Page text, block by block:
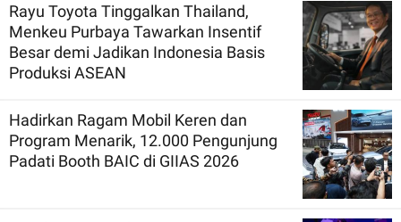
Rayu Toyota Tinggalkan Thailand,
Menkeu Purbaya Tawarkan Insentif
Besar demi Jadikan Indonesia Basis
Produksi ASEAN
Hadirkan Ragam Mobil Keren dan
Program Menarik, 12.000 Pengunjung
Padati Booth BAIC di GIIAS 2026